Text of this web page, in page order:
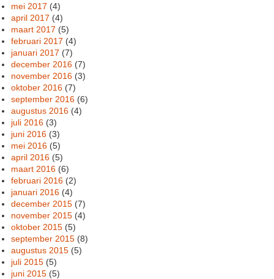
mei 2017 (4)
april 2017 (4)
maart 2017 (5)
februari 2017 (4)
januari 2017 (7)
december 2016 (7)
november 2016 (3)
oktober 2016 (7)
september 2016 (6)
augustus 2016 (4)
juli 2016 (3)
juni 2016 (3)
mei 2016 (5)
april 2016 (5)
maart 2016 (6)
februari 2016 (2)
januari 2016 (4)
december 2015 (7)
november 2015 (4)
oktober 2015 (5)
september 2015 (8)
augustus 2015 (5)
juli 2015 (5)
juni 2015 (5)